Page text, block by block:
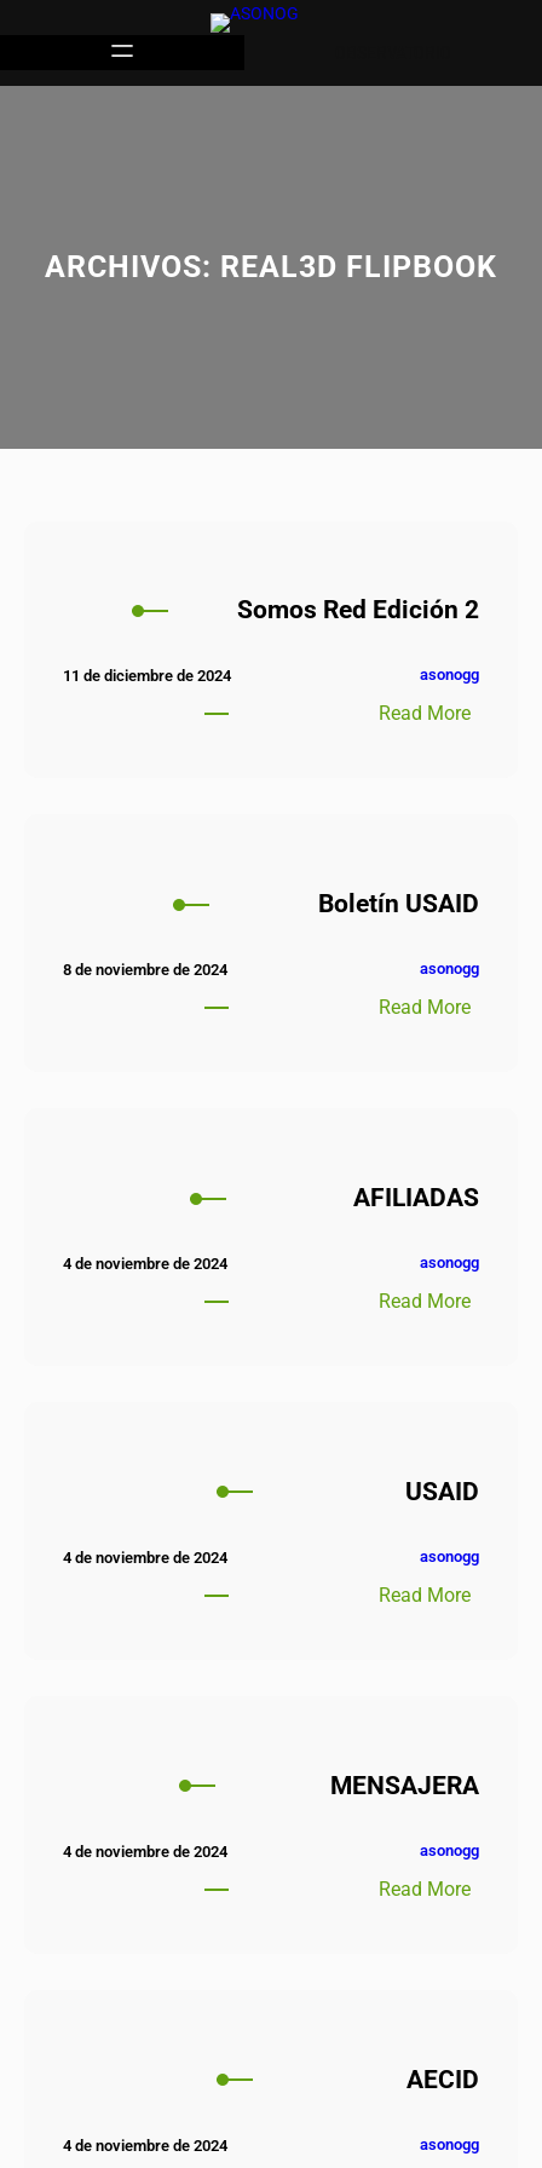
ARCHIVOS: REAL3D FLIPBOOK
Somos Red Edición 2
11 de diciembre de 2024 asonogg
Read More
Boletín USAID
8 de noviembre de 2024 asonogg
Read More
AFILIADAS
4 de noviembre de 2024 asonogg
Read More
USAID
4 de noviembre de 2024 asonogg
Read More
MENSAJERA
4 de noviembre de 2024 asonogg
Read More
AECID
4 de noviembre de 2024 asonogg